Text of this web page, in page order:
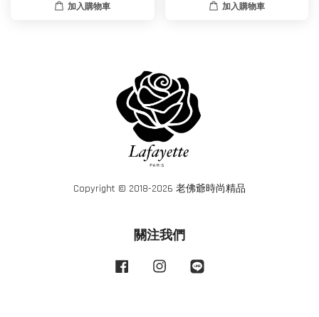
加入購物車 加入購物車
Copyright © 2018-2026 老佛爺時尚精品
關注我們
Facebook Instagram